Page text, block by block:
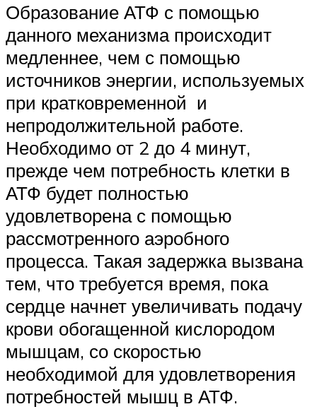
Образование АТФ с помощью
данного механизма происходит
медленнее, чем с помощью
источников энергии, используемых
при кратковременной и
непродолжительной работе.
Необходимо от 2 до 4 минут,
прежде чем потребность клетки в
АТФ будет полностью
удовлетворена с помощью
рассмотренного аэробного
процесса. Такая задержка вызвана
тем, что требуется время, пока
сердце начнет увеличивать подачу
крови обогащенной кислородом
мышцам, со скоростью
необходимой для удовлетворения
потребностей мышц в АТФ.